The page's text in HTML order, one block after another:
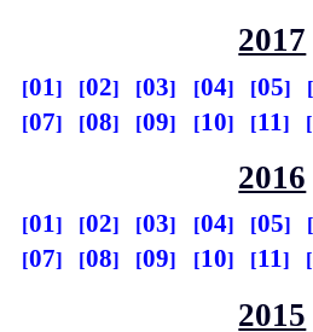
2017
01 02 03 04 05
07
08 09 10 11
2016
01 02 03 04 05
07
08 09 10 11
2015